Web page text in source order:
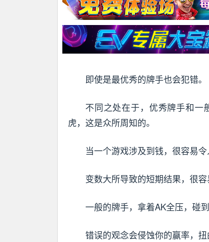
即使是最优秀的牌手也会犯错。
不同之处在于，优秀牌手和一
虎，这是众所周知的。
当一个游戏涉及到钱，很容易
变数大所导致的短期结果，很
一般的牌手，拿着AK全压，碰
错误的观念会侵蚀你的赢率，扭